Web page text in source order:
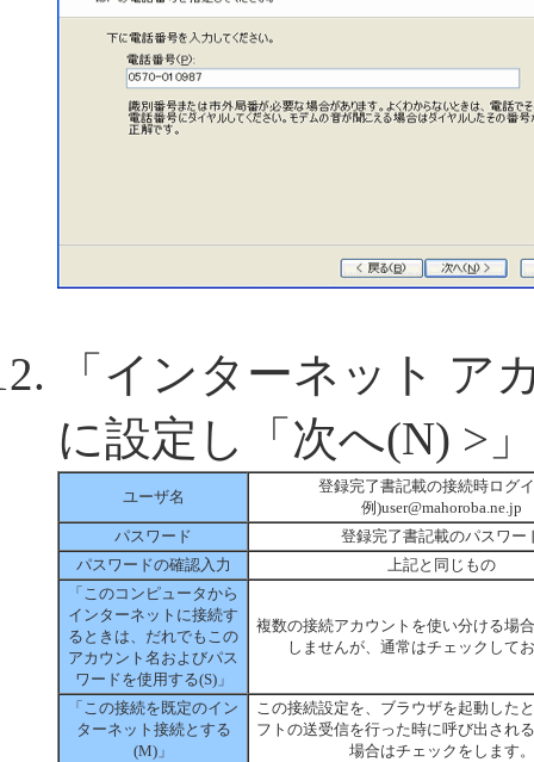
「インターネット ア
に設定し「次へ(N) >
ユーザ名
登録完了書記載の接続時ログ
例)user@mahoroba.ne.jp
パスワード
登録完了書記載のパスワー
パスワードの確認入力
上記と同じもの
「このコンピュータから
インターネットに接続す
るときは、だれでもこの
アカウント名およびパス
ワードを使用する(S)」
複数の接続アカウントを使い分ける場
しませんが、通常はチェックして
「この接続を既定のイン
ターネット接続とする
(M)」
この接続設定を、ブラウザを起動した
フトの送受信を行った時に呼び出され
場合はチェックをします。